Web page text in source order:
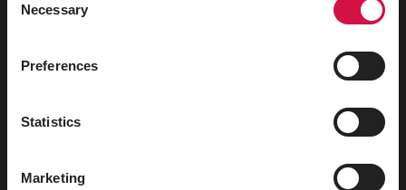
Selection
Necessary
Preferences
Statistics
Marketing
Câini
Cai